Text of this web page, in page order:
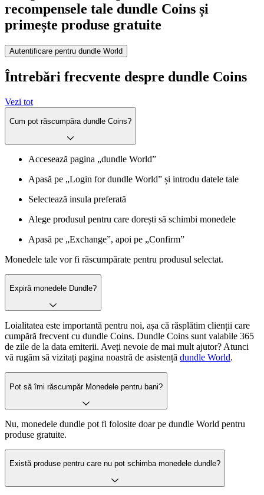
recompensele tale dundle Coins și
primește produse gratuite
Autentificare pentru dundle World
Întrebări frecvente despre dundle Coins
Vezi tot
Cum pot răscumpăra dundle Coins?
Accesează pagina „dundle World”
Apasă pe „Login for dundle World” și introdu datele tale
Selectează insula preferată
Alege produsul pentru care dorești să schimbi monedele
Apasă pe „Exchange”, apoi pe „Confirm”
Monedele tale vor fi răscumpărate pentru produsul selectat.
Expiră monedele Dundle?
Loialitatea este importantă pentru noi, așa că răsplătim clienții care
cumpără frecvent cu dundle Coins. Dundle Coins sunt valabile 365
de zile de la data emiterii. Aveți nevoie de mai mult ajutor? Atunci
vă rugăm să vizitați pagina noastră de asistență dundle World.
Pot să îmi răscumpăr Monedele pentru bani?
Nu, monedele dundle pot fi folosite doar pe dundle World pentru
produse gratuite.
Există produse pentru care nu pot schimba monedele dundle?